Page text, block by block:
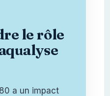
le rôle
a un impact